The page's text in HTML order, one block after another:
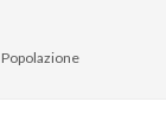
Popolazione